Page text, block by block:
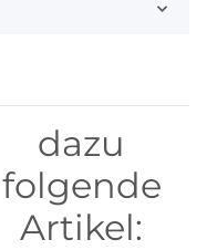
dazu
folgende
Artikel: